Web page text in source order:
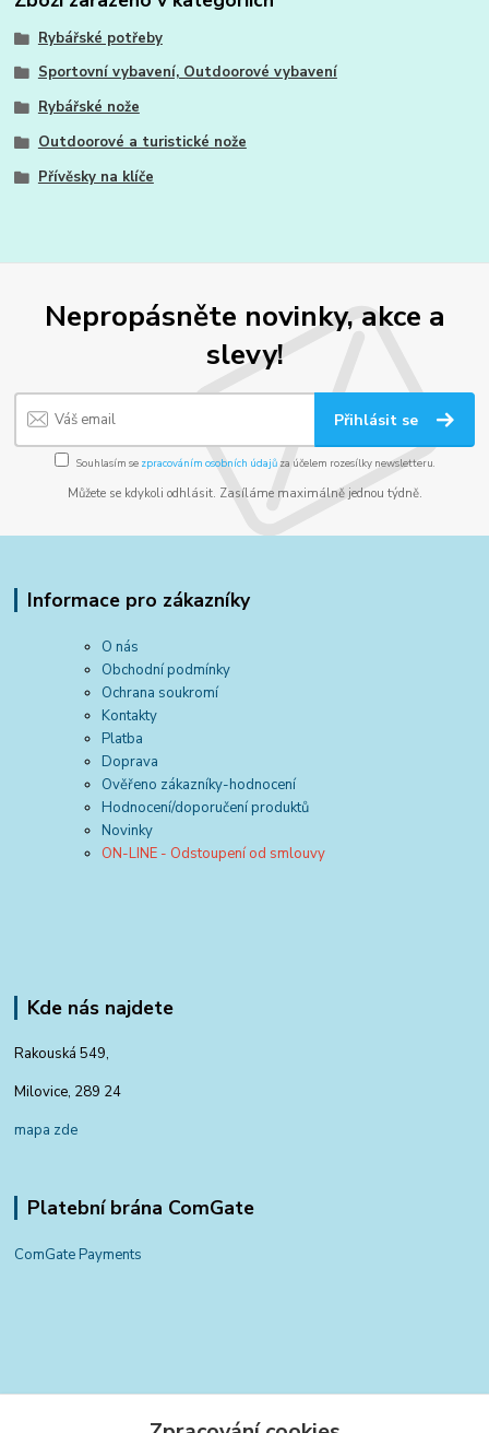
Rybářské potřeby
Sportovní vybavení, Outdoorové vybavení
Rybářské nože
Outdoorové a turistické nože
Přívěsky na klíče
Nepropásněte novinky, akce a
slevy!
Přihlásit se
Souhlasím se zpracováním osobních údajůza účelem rozesílky newsletteru.
Můžete se kdykoli odhlásit. Zasíláme maximálně jednou týdně.
Informace pro zákazníky
O nás
Obchodní podmínky
Ochrana soukromí
Kontakty
Platba
Doprava
Ověřeno zákazníky-hodnocení
Hodnocení/doporučení produktů
Novinky
ON-LINE - Odstoupení od smlouvy
Kde nás najdete
Rakouská 549,
Milovice, 289 24
mapa zde
Platební brána ComGate
ComGate Payments